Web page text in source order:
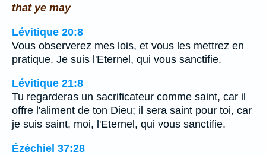
that ye may
Lévitique 20:8
Vous observerez mes lois, et vous les mettrez en
pratique. Je suis l'Eternel, qui vous sanctifie.
Lévitique 21:8
Tu regarderas un sacrificateur comme saint, car il
offre l'aliment de ton Dieu; il sera saint pour toi, car
je suis saint, moi, l'Eternel, qui vous sanctifie.
Ézéchiel 37:28